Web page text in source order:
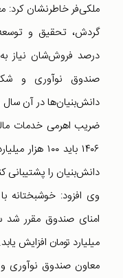
ملکی‌فر خاطرنشان کرد:
درصد فروش‌شان نیاز
دانش‌بنیان‌ها در آن
ضریب اهرمی خدمات
۱۴۰۶ باید
دانش‌بنیان را پشتیبانی
وی افزود:
میلیارد تومان افزایش یابد.
معاون صندوق نوآوری